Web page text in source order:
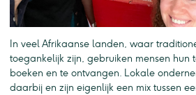
In veel Afrikaanse landen, waar
toegankelijk zijn, gebruiken mensen hun
boeken en te ontvangen. Lokale
daarbij en zijn eigenlijk een mix tussen